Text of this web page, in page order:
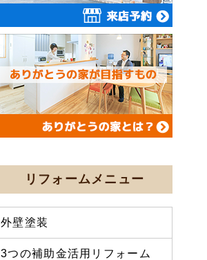
リフォームメニュー
外壁塗装
3つの補助金活用リフォーム